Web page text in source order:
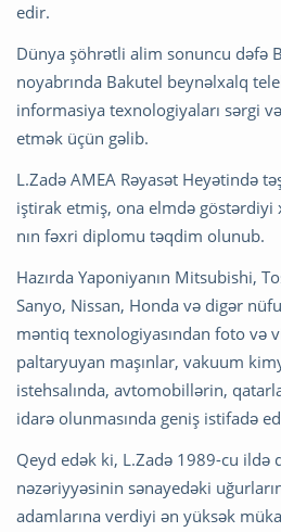
edir.
Dünya şöhrətli alim sonuncu dəfə
noyabrında Bakutel beynəlxalq
informasiya texnologiyaları sərgi
etmək üçün gəlib.
L.Zadə AMEA Rəyasət Heyətində
iştirak etmiş, ona elmdə göstərdiyi
nın fəxri diplomu təqdim olunub.
Hazırda Yaponiyanın Mitsubishi,
Sanyo, Nissan, Honda və digər
məntiq texnologiyasından foto və
paltaryuyan maşınlar, vakuum
istehsalında, avtomobillərin,
idarə olunmasında geniş istifadə
Qeyd edək ki, L.Zadə 1989-cu ildə
nəzəriyyəsinin sənayedəki
adamlarına verdiyi ən yüksək